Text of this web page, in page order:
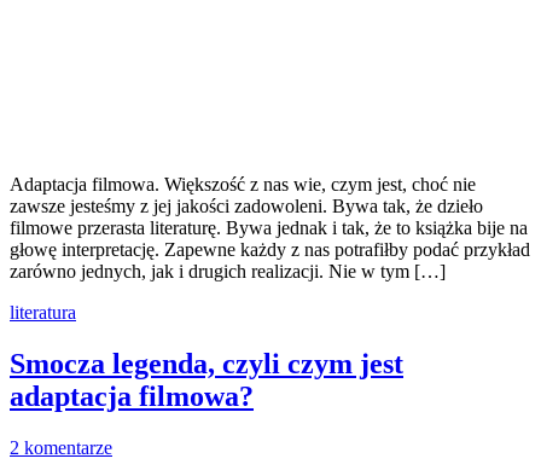
Adaptacja filmowa. Większość z nas wie, czym jest, choć nie
zawsze jesteśmy z jej jakości zadowoleni. Bywa tak, że dzieło
filmowe przerasta literaturę. Bywa jednak i tak, że to książka bije na
głowę interpretację. Zapewne każdy z nas potrafiłby podać przykład
zarówno jednych, jak i drugich realizacji. Nie w tym […]
literatura
Smocza legenda, czyli czym jest
adaptacja filmowa?
2 komentarze